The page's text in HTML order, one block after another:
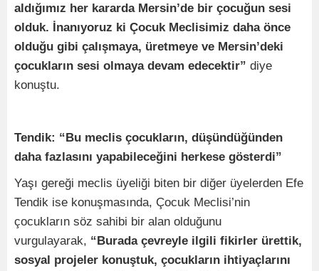
aldığımız her kararda Mersin’de bir çocuğun sesi
olduk. İnanıyoruz ki Çocuk Meclisimiz daha önce
olduğu gibi çalışmaya, üretmeye ve Mersin’deki
çocukların sesi olmaya devam edecektir” diye
konuştu.
Tendik: “Bu meclis çocukların, düşündüğünden
daha fazlasını yapabileceğini herkese gösterdi”
Yaşı gereği meclis üyeliği biten bir diğer üyelerden Efe
Tendik ise konuşmasında, Çocuk Meclisi’nin
çocukların söz sahibi bir alan olduğunu
vurgulayarak, “Burada çevreyle ilgili fikirler ürettik,
sosyal projeler konuştuk, çocukların ihtiyaçlarını